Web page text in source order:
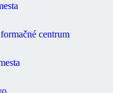
centrum